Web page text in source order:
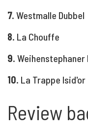
7. Westmalle Dubbel
8. La Chouffe
9.
10. La Trappe Isid'or
Review